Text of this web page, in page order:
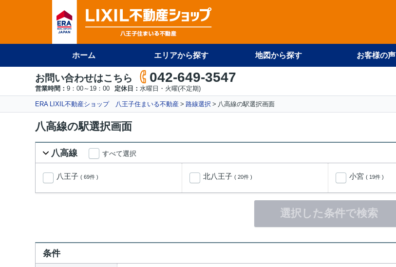
ホーム エリアから探す 地図から探す お客様の声
お問い合わせはこちら 042-649-3547
営業時間： 9：00～19：00 定休日： 水曜日・火曜(不定期)
ERA LIXIL不動産ショップ 八王子住まいる不動産 路線選択 八高線の駅選択画面
八高線の駅選択画面
八高線 すべて選択
八王子 ( 69件 ) 北八王子 ( 20件 ) 小宮 ( 19件 )
選択した条件で検索
条件